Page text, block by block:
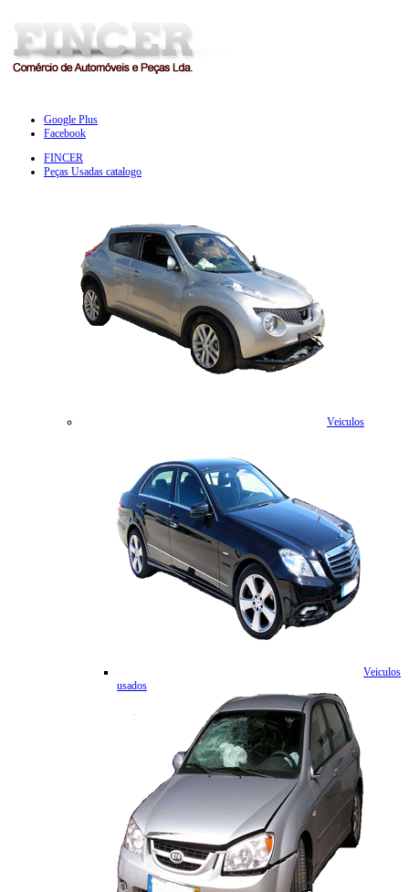
Google Plus
Facebook
FINCER
Peças Usadas catalogo
Veiculos
Veiculos
usados